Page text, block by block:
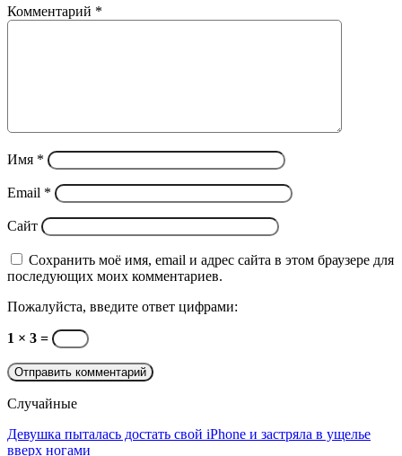
Комментарий *
Имя *
Email *
Сайт
Сохранить моё имя, email и адрес сайта в этом браузере для
последующих моих комментариев.
Пожалуйста, введите ответ цифрами:
1 × 3 =
Случайные
Девушка пыталась достать свой iPhone и застряла в ущелье
вверх ногами